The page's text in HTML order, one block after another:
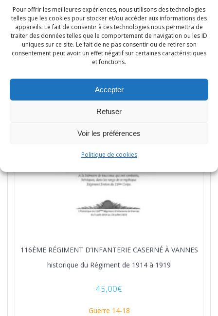
Pour offrir les meilleures expériences, nous utilisons des technologies
telles que les cookies pour stocker et/ou accéder aux informations des
appareils. Le fait de consentir à ces technologies nous permettra de
traiter des données telles que le comportement de navigation ou les ID
uniques sur ce site. Le fait de ne pas consentir ou de retirer son
consentement peut avoir un effet négatif sur certaines caractéristiques
et fonctions.
Accepter
Refuser
Voir les préférences
Politique de cookies
116ÈME RÉGIMENT D’INFANTERIE CASERNÉ À VANNES
historique du Régiment de 1914 à 1919
45,00€
Guerre 14-18